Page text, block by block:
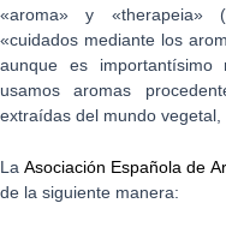
«aroma» y «therapeia»
«cuidados mediante los
aunque es
usamos aromas
extraídas del mundo
LaAsociación Española de
de la siguiente manera: